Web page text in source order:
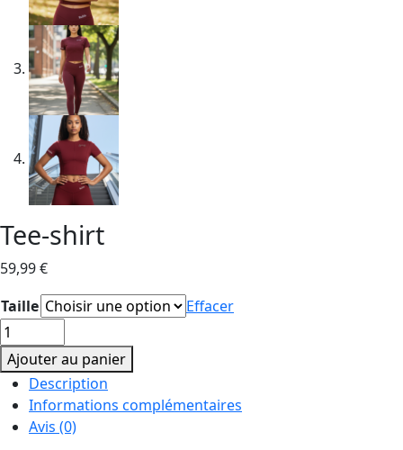
Tee-shirt
59,99€
Taille
Effacer
quantité
de
Tee-
shirt
Ajouter au panier
Description
Informations complémentaires
Avis (0)